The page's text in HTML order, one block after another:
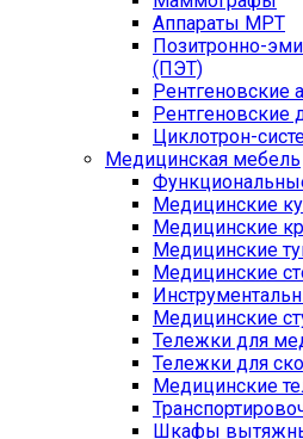
Аппараты МРТ
Позитронно-
(ПЭТ)
Рентгеновские
Рентгеновские
Циклотрон-
Медицинская мебель
Медицинские
Медицинские
Медицинские
Медицинские
Медицинские
Тележки для
Тележки для
Медицинские
Шкафы